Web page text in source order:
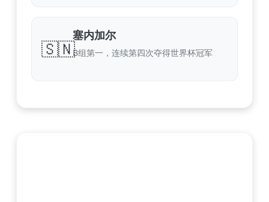
🇸🇳
塞内加尔
B组第一，连续第四次夺得世界杯冠军